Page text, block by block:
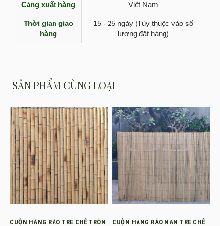
Cảng xuất hàng Việt Nam
Thời gian giao
hàng
15 - 25 ngày (Tùy thuộc vào số
lượng đặt hàng)
SẢN PHẨM CÙNG LOẠI
CUỘN HÀNG RÀO TRE CHẺ TRÒN CUỘN HÀNG RÀO NAN TRE CHẺ